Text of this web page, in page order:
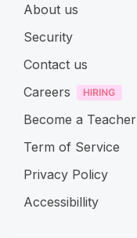
About us
Security
Contact us
Careers
Become a Teacher
Term of Service
Privacy Policy
Accessibillity